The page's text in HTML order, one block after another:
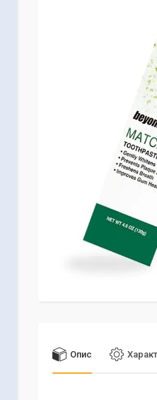
Опис